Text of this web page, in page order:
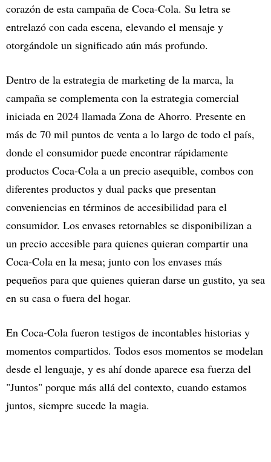
corazón de esta campaña de Coca-Cola. Su letra se
entrelazó con cada escena, elevando el mensaje y
otorgándole un significado aún más profundo.
Dentro de la estrategia de marketing de la marca, la
campaña se complementa con la estrategia comercial
iniciada en 2024 llamada Zona de Ahorro. Presente en
más de 70 mil puntos de venta a lo largo de todo el país,
donde el consumidor puede encontrar rápidamente
productos Coca-Cola a un precio asequible, combos con
diferentes productos y dual packs que presentan
conveniencias en términos de accesibilidad para el
consumidor. Los envases retornables se disponibilizan a
un precio accesible para quienes quieran compartir una
Coca-Cola en la mesa; junto con los envases más
pequeños para que quienes quieran darse un gustito, ya sea
en su casa o fuera del hogar.
En Coca-Cola fueron testigos de incontables historias y
momentos compartidos. Todos esos momentos se modelan
desde el lenguaje, y es ahí donde aparece esa fuerza del
"Juntos" porque más allá del contexto, cuando estamos
juntos, siempre sucede la magia.